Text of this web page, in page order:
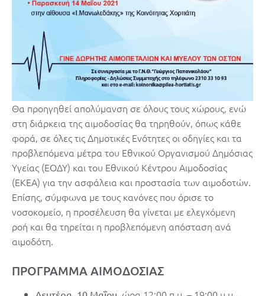
Θα προηγηθεί απολύμανση σε όλους τους χώρους, ενώ
στη διάρκεια της αιμοδοσίας θα τηρηθούν, όπως κάθε
φορά, σε όλες τις Δημοτικές Ενότητες οι οδηγίες και τα
προβλεπόμενα μέτρα του Εθνικού Οργανισμού Δημόσιας
Υγείας (ΕΟΔΥ) και του Εθνικού Κέντρου Αιμοδοσίας
(ΕΚΕΑ) για την ασφάλεια και προστασία των αιμοδοτών.
Επίσης, σύμφωνα με τους κανόνες που όρισε το
νοσοκομείο, η προσέλευση θα γίνεται με ελεγχόμενη
ροή και θα τηρείται η προβλεπόμενη απόσταση ανά
αιμοδότη.
ΠΡΟΓΡΑΜΜΑ ΑΙΜΟΔΟΣΙΑΣ